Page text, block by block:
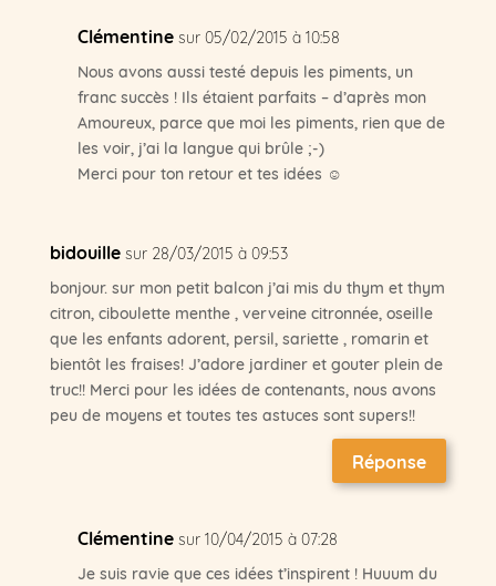
Clémentine sur 05/02/2015 à 10:58
Nous avons aussi testé depuis les piments, un
franc succès ! Ils étaient parfaits – d’après mon
Amoureux, parce que moi les piments, rien que de
les voir, j’ai la langue qui brûle ;-)
Merci pour ton retour et tes idées ☺
bidouille sur 28/03/2015 à 09:53
bonjour. sur mon petit balcon j’ai mis du thym et thym
citron, ciboulette menthe , verveine citronnée, oseille
que les enfants adorent, persil, sariette , romarin et
bientôt les fraises! J’adore jardiner et gouter plein de
truc!! Merci pour les idées de contenants, nous avons
peu de moyens et toutes tes astuces sont supers!!
Réponse
Clémentine sur 10/04/2015 à 07:28
Je suis ravie que ces idées t’inspirent ! Huuum du